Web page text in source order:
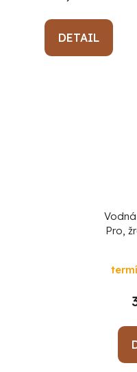
DETAIL
Pro,